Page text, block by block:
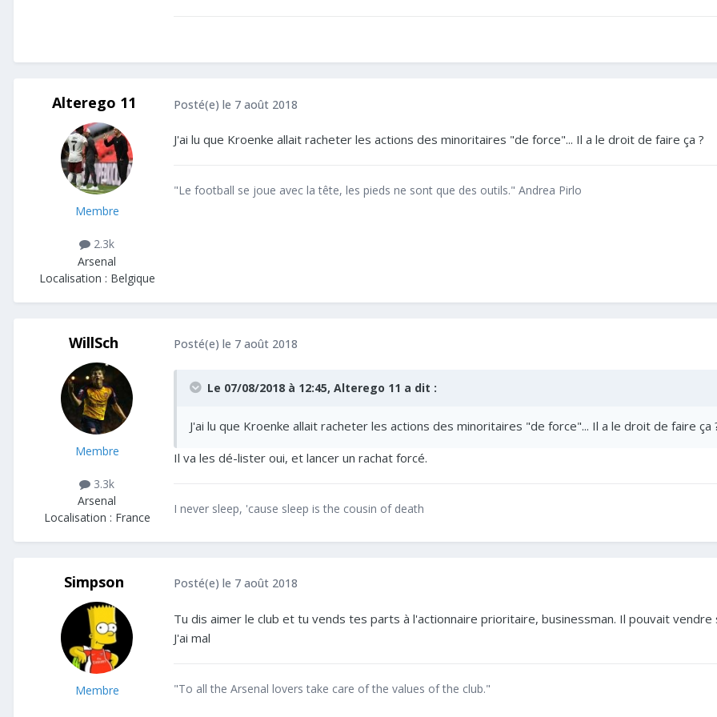
Alterego 11
Membre
2.3k
Arsenal
Localisation : Belgique
Posté(e) le 7 août 2018
J'ai lu que Kroenke allait racheter les actions des minoritaires "de force"... Il a le droit de faire ça ?
"Le football se joue avec la tête, les pieds ne sont que des outils." Andrea Pirlo
WillSch
Membre
3.3k
Arsenal
Localisation : France
Posté(e) le 7 août 2018
Le 07/08/2018 à 12:45, Alterego 11 a dit :
J'ai lu que Kroenke allait racheter les actions des minoritaires "de force"... Il a le droit de faire ça
Il va les dé-lister oui, et lancer un rachat forcé.
I never sleep, 'cause sleep is the cousin of death
Simpson
Membre
Posté(e) le 7 août 2018
Tu dis aimer le club et tu vends tes parts à l'actionnaire prioritaire, businessman. Il pouvait
J'ai mal
"To all the Arsenal lovers take care of the values of the club."